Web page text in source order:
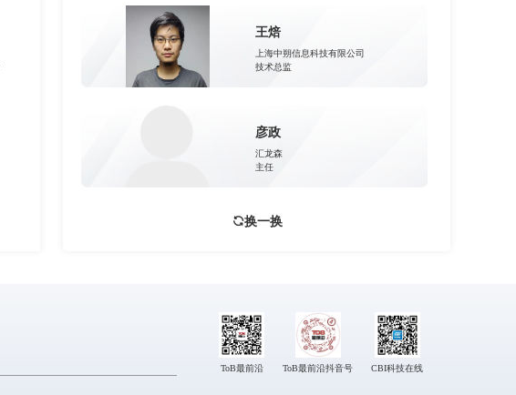
王焙
上海中朔信息科技有限公司
技术总监
彦政
汇龙森
主任
换一换
ToB最前沿 ToB最前沿抖音号 CBI科技在线